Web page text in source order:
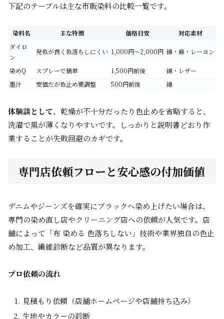
下記のテーブルは主な市販染料の比較一覧です。
染料名 主な特徴 価格目安
対応素材
ダイロ
ン
発色が良く色落ちしにくい 1,000円〜2,000円 綿・麻・レーヨン
染めQ スプレーで簡単 1,500円前後
綿・レザー
墨汁
安価だが色止め要調整 500円前後 綿
体験談として、乾燥が不十分だったり色止めを省略すると、
洗濯で黒が薄くなりやすいです。しっかりと説明書どおり作
業することが失敗回避のカギです。
専門店依頼フローと安心感の付加価値
デニムやジーンズを確実にブラックへ染め上げたい場合は、
専門の染め直し店やクリーニング店への依頼が人気です。店
舗によって「布 染める 色落ちしない」技術や業界独自の色止
め加工、繊維診断など品質が異なります。
プロ依頼の流れ
見積もり依頼（店舗ホームページや店舗持ち込み）
生地やカラーの診断